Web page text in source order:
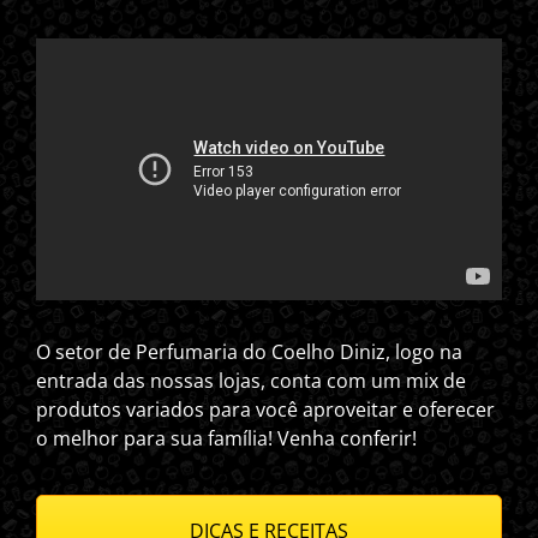
O setor de Perfumaria do Coelho Diniz, logo na
entrada das nossas lojas, conta com um mix de
produtos variados para você aproveitar e oferecer
o melhor para sua família! Venha conferir!
DICAS E RECEITAS